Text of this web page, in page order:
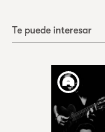
Te puede interesar